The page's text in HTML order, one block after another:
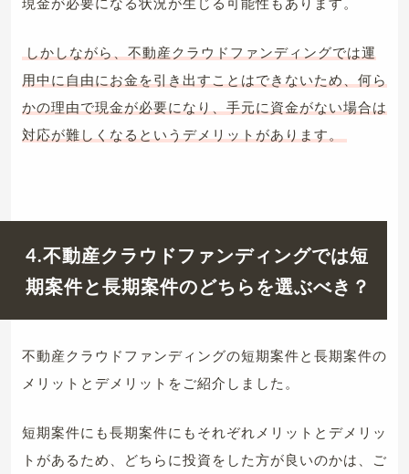
しかしながら、不動産クラウドファンディングでは運
用中に自由にお金を引き出すことはできないため、何ら
かの理由で現金が必要になり、手元に資金がない場合は
対応が難しくなるというデメリットがあります。
4.不動産クラウドファンディングでは短
期案件と長期案件のどちらを選ぶべき？
不動産クラウドファンディングの短期案件と長期案件の
メリットとデメリットをご紹介しました。
短期案件にも長期案件にもそれぞれメリットとデメリッ
トがあるため、どちらに投資をした方が良いのかは、ご